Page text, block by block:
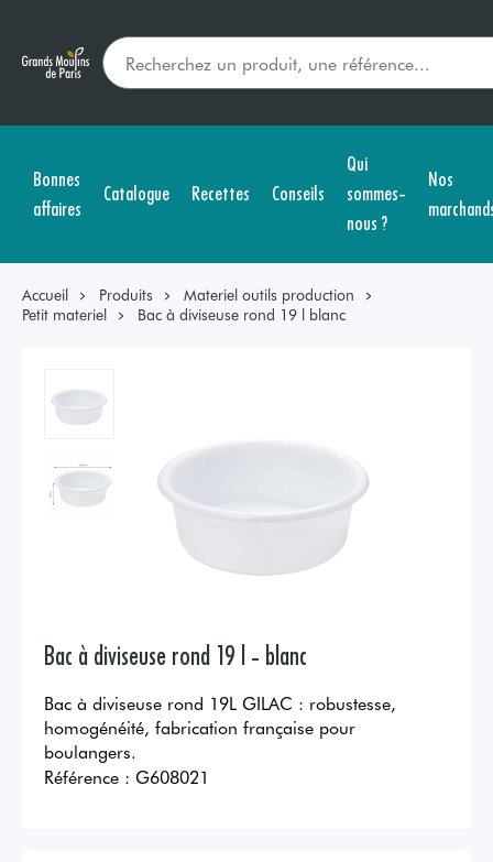
Bonnes
affaires
Catalogue Recettes Conseils
Qui
sommes-
nous ?
Nos
Accueil Produits
Materiel outils production
Petit materiel
Bac à diviseuse rond 19 l blanc
Bac à diviseuse rond 19 l - blanc
Bac à diviseuse rond 19L GILAC : robustesse,
homogénéité, fabrication française pour
boulangers.
Référence : G608021